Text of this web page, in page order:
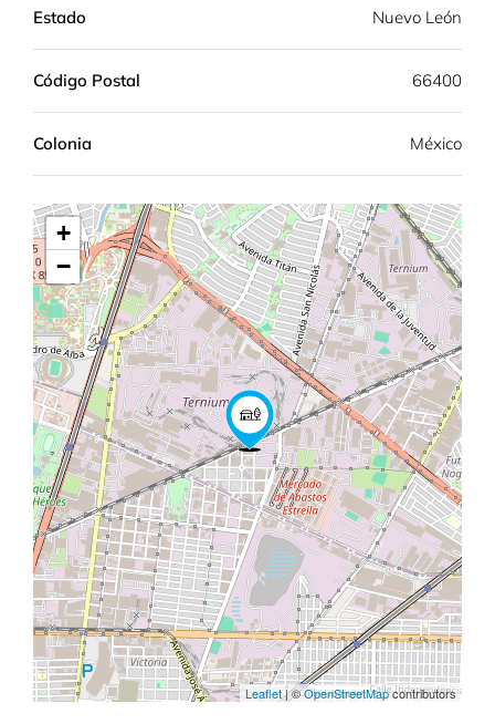
Estado Nuevo León
Código Postal 66400
Colonia México
+
−
Leaflet| ©OpenStreetMapcontributors